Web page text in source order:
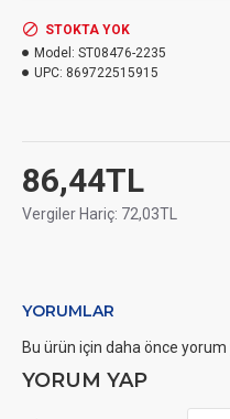
86,44TL
Vergiler Hariç: 72,03TL
STOKTA YOK
Model: ST08476-2235
UPC: 869722515915
YORUMLAR
Bu ürün için daha önce yorum
YORUM YAP